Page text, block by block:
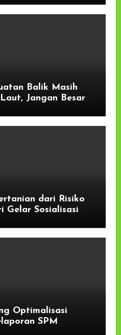
Balik Masih
Jangan Besar
dari Risiko
Gelar Sosialisasi
Optimalisasi
SPM